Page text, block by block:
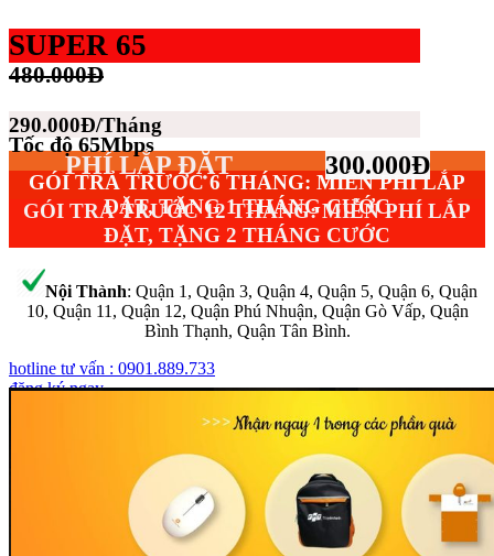
SUPER 65
480.000Đ
290.000Đ/Tháng
Tốc độ 65Mbps
PHÍ LẮP ĐẶT 300.000Đ
GÓI TRẢ TRƯỚC 6 THÁNG: MIỄN PHÍ LẮP
ĐẶT, TẶNG 1 THÁNG CƯỚC
GÓI TRẢ TRƯỚC 12 THÁNG: MIỄN PHÍ LẮP
ĐẶT, TẶNG 2 THÁNG CƯỚC
Nội Thành: Quận 1, Quận 3, Quận 4, Quận 5, Quận 6, Quận
10, Quận 11, Quận 12, Quận Phú Nhuận, Quận Gò Vấp, Quận
Bình Thạnh, Quận Tân Bình.
hotline tư vấn : 0901.889.733
đăng ký ngay